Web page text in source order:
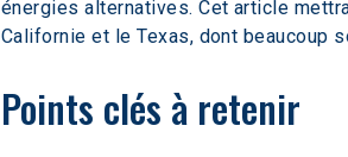
énergies alternatives. Cet article
Californie et le Texas, dont beaucoup
Points clés à retenir